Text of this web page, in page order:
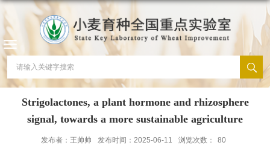
Strigolactones, a plant hormone and rhizosphere
signal, towards a more sustainable agriculture
发布者：王帅帅 发布时间：2025-06-11 浏览次数： 80